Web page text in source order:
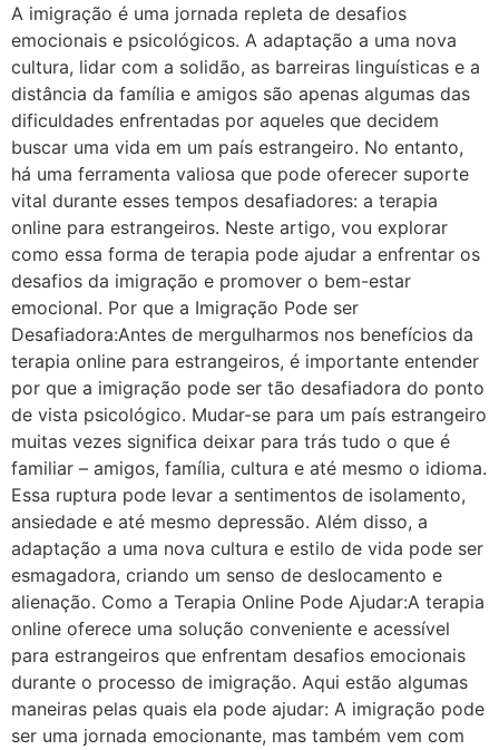
A imigração é uma jornada repleta de desafios
emocionais e psicológicos. A adaptação a uma nova
cultura, lidar com a solidão, as barreiras linguísticas e a
distância da família e amigos são apenas algumas das
dificuldades enfrentadas por aqueles que decidem
buscar uma vida em um país estrangeiro. No entanto,
há uma ferramenta valiosa que pode oferecer suporte
vital durante esses tempos desafiadores: a terapia
online para estrangeiros. Neste artigo, vou explorar
como essa forma de terapia pode ajudar a enfrentar os
desafios da imigração e promover o bem-estar
emocional. Por que a Imigração Pode ser
Desafiadora:Antes de mergulharmos nos benefícios da
terapia online para estrangeiros, é importante entender
por que a imigração pode ser tão desafiadora do ponto
de vista psicológico. Mudar-se para um país estrangeiro
muitas vezes significa deixar para trás tudo o que é
familiar – amigos, família, cultura e até mesmo o idioma.
Essa ruptura pode levar a sentimentos de isolamento,
ansiedade e até mesmo depressão. Além disso, a
adaptação a uma nova cultura e estilo de vida pode ser
esmagadora, criando um senso de deslocamento e
alienação. Como a Terapia Online Pode Ajudar:A terapia
online oferece uma solução conveniente e acessível
para estrangeiros que enfrentam desafios emocionais
durante o processo de imigração. Aqui estão algumas
maneiras pelas quais ela pode ajudar: A imigração pode
ser uma jornada emocionante, mas também vem com